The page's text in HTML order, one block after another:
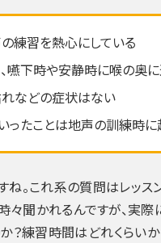
練習を熱心にしている
嚥下時や安静時に喉の奥
などの症状はない
ったことは地声の訓練時に
ね。これ系の質問はレッ
々聞かれるんですが、実
？練習時間はどれくらいか